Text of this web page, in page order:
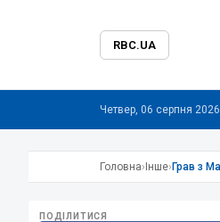
RBC.UA
Четвер, 06 серпня 2026
Головна› Інше› Грав з
ПОДІЛИТИСЯ